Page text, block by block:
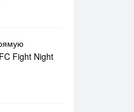
Fight Night